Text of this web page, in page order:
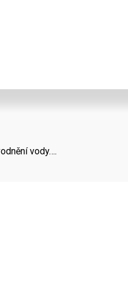
vody….